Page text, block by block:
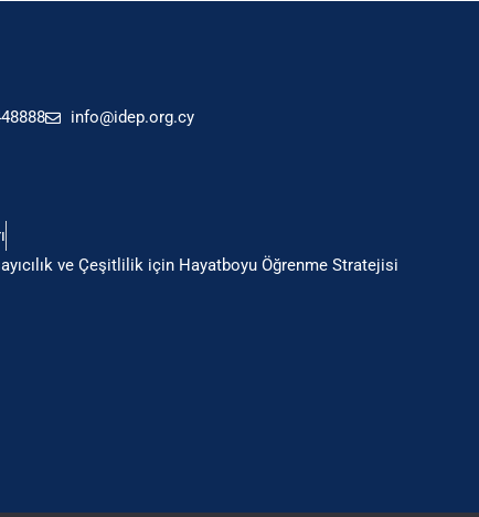
info@idep.org.cy
ve Çeşitlilik için Hayatboyu Öğrenme Stratejisi